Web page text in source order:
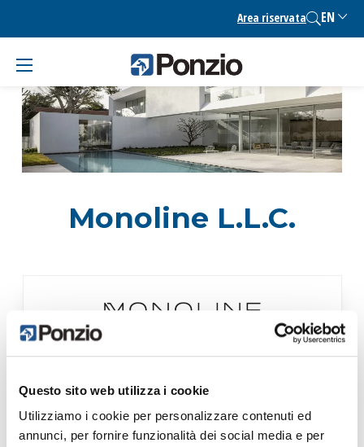
Questo sito web utilizza i cookie
Utilizziamo i cookie per personalizzare contenuti ed
annunci, per fornire funzionalità dei social media e per
content
Area riservata EN
Monoline L.L.C.
2nd Floor- Hamad Tower- 7421 King Fahad Road, Olaya District,
12212 Riyadh, KSA